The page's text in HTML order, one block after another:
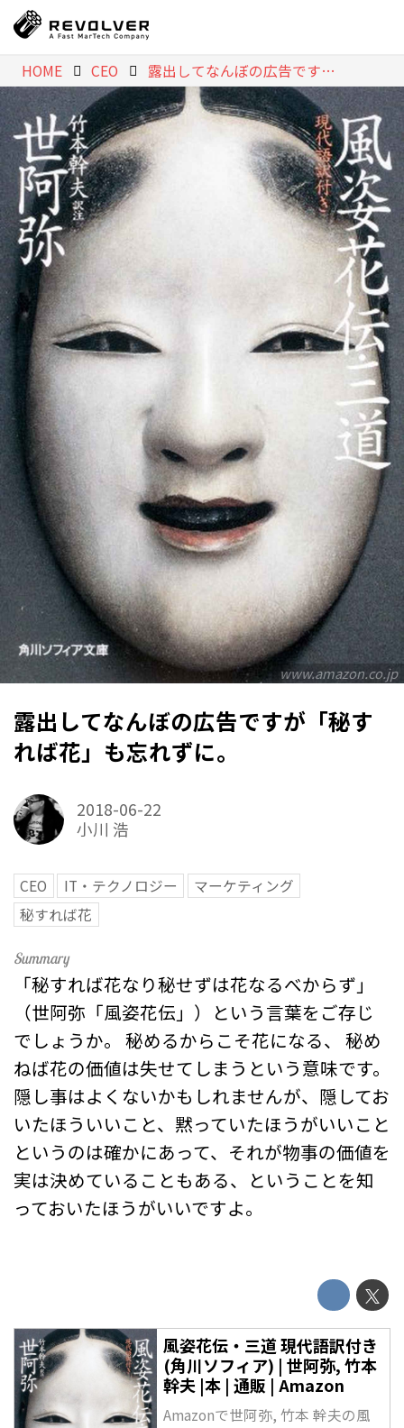
HOME CEO 露出してなんぼの広告ですが「秘すれば花」も忘れずに。
www.amazon.co.jp
露出してなんぼの広告ですが「秘す
れば花」も忘れずに。
2018-06-22
小川 浩
CEO IT・テクノロジー
マーケティング
秘すれば花
「秘すれば花なり秘せずは花なるべからず」
（世阿弥「風姿花伝」）という言葉をご存じ
でしょうか。 秘めるからこそ花になる、 秘め
ねば花の価値は失せてしまうという意味です。
隠し事はよくないかもしれませんが、隠してお
いたほういいこと、黙っていたほうがいいこと
というのは確かにあって、それが物事の価値を
実は決めていることもある、ということを知
っておいたほうがいいですよ。
風姿花伝・三道 現代語訳付き
(角川ソフィア) | 世阿弥, 竹本
幹夫 |本 | 通販 | Amazon
Amazonで世阿弥, 竹本 幹夫の風